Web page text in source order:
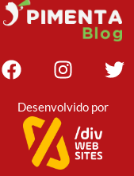
Desenvolvido por